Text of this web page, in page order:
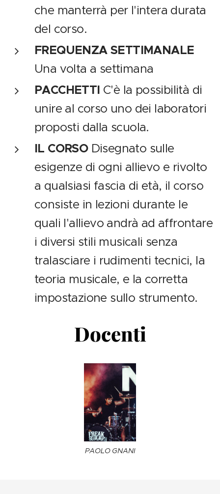
che manterrà per l'intera durata
del corso.
FREQUENZA SETTIMANALE
Una volta a settimana
PACCHETTI C'è la possibilità di
unire al corso uno dei laboratori
proposti dalla scuola.
IL CORSO Disegnato sulle
esigenze di ogni allievo e rivolto
a qualsiasi fascia di età, il corso
consiste in lezioni durante le
quali l'allievo andrà ad affrontare
i diversi stili musicali senza
tralasciare i rudimenti tecnici, la
teoria musicale, e la corretta
impostazione sullo strumento.
Docenti
PAOLO GNANI